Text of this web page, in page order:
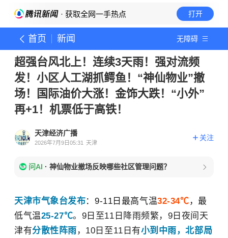
· 获取全网一手热点 打开
首页 新闻 无障碍
超强台风北上！连续3天雨！强对流频
发！小区人工湖抓鳄鱼！“神仙物业”撤
场！国际油价大涨！金饰大跌！“小外”
再+1！机票低于高铁！
天津经济广播
2026年7月9日05:31 天津
关注
问AI · 神仙物业撤场反映哪些社区管理问题？
天津市气象台发布： 9-11日最高气温32-34℃ ，最
低气温25-27℃。 9日至11日降雨频繁，9日夜间天
津有分散性阵雨 ，10日至11日有小到中雨，北部局